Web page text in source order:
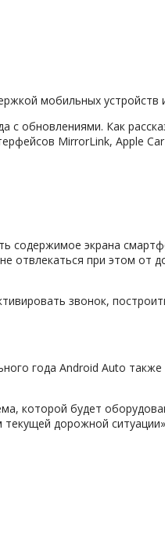
мобильных устройств
обновлениями. Как
MirrorLink, Apple
экрана
при этом от
звонок,
года Android Auto
которой будет
дорожной